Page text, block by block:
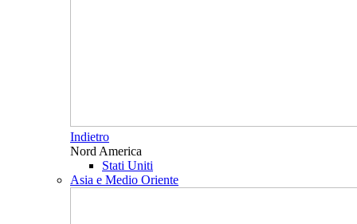
Indietro
Nord America
Stati Uniti
Asia e Medio Oriente